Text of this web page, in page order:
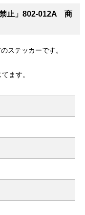
止」802-012A 商
ステッカーです。
ます。